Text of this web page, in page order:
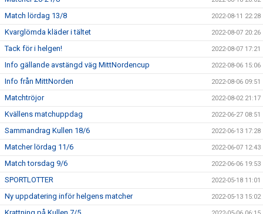
Match lördag 13/8 2022-08-11 22:28
Kvarglömda kläder i tältet 2022-08-07 20:26
Tack för i helgen! 2022-08-07 17:21
Info gällande avstängd väg MittNordencup 2022-08-06 15:06
Info från MittNorden 2022-08-06 09:51
Matchtröjor 2022-08-02 21:17
Kvällens matchuppdag 2022-06-27 08:51
Sammandrag Kullen 18/6 2022-06-13 17:28
Matcher lördag 11/6 2022-06-07 12:43
Match torsdag 9/6 2022-06-06 19:53
SPORTLOTTER 2022-05-18 11:01
Ny uppdatering inför helgens matcher 2022-05-13 15:02